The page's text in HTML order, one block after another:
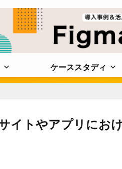
ケーススタディ
イトやアプリにお